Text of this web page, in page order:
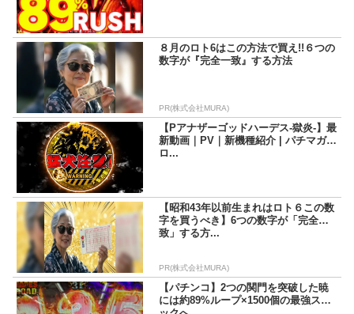
８月のロト6はこの方法で買え!!６つの
数字が『完全一致』する方法
PR(株式会社MURA)
【Pアナザーゴッドハーデス-獄炎-】最
新動画｜PV｜新機種紹介 | パチマガス
ロ...
【昭和43年以前生まれはロト６この数
字を買うべき】6つの数字が「完全一
致」する方...
PR(株式会社MURA)
【パチンコ】2つの関門を突破した暁
には約89%ループ×1500個の最強スペ